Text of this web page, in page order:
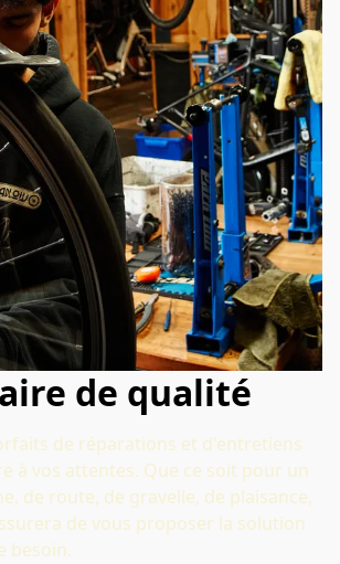
de qualité
de réparations et d'entretiens
à vos attentes. Que ce soit pour un
de route, de gravelle, de plaisance,
de vous proposer la solution
besoin.